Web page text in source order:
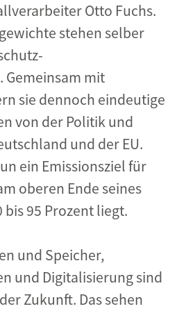
Otto Fuchs.
stehen selber
Gemeinsam mit
sie dennoch eindeutige
von der Politik und
und der EU.
ein Emissionsziel für
oberen Ende seines
95 Prozent liegt.
und Speicher,
und Digitalisierung sind
Zukunft. Das sehen